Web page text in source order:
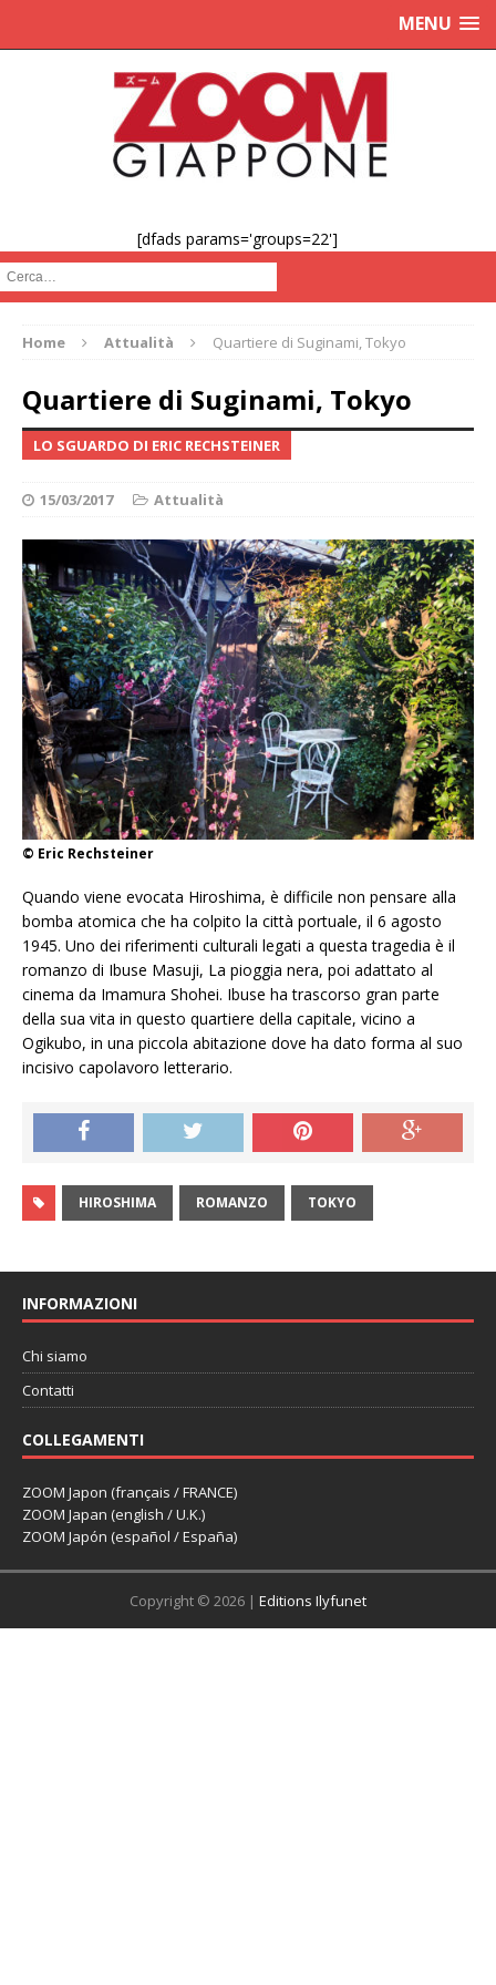
MENU
[dfads params='groups=22']
Cerca :
Home Attualità Quartiere di Suginami, Tokyo
Quartiere di Suginami, Tokyo
LO SGUARDO DI ERIC RECHSTEINER
15/03/2017 Attualità
© Eric Rechsteiner
Quando viene evocata Hiroshima, è difficile non pensare alla
bomba atomica che ha colpito la città portuale, il 6 agosto
1945. Uno dei riferimenti culturali legati a questa tragedia è il
romanzo di Ibuse Masuji, La pioggia nera, poi adattato al
cinema da Imamura Shohei. Ibuse ha trascorso gran parte
della sua vita in questo quartiere della capitale, vicino a
Ogikubo, in una piccola abitazione dove ha dato forma al suo
incisivo capolavoro letterario.
HIROSHIMA ROMANZO TOKYO
INFORMAZIONI
Chi siamo
Contatti
COLLEGAMENTI
ZOOM Japon (français / FRANCE)
ZOOM Japan (english / U.K.)
ZOOM Japón (español / España)
Copyright © 2026 | Editions Ilyfunet